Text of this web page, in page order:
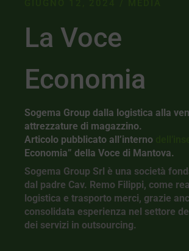
La Voce
Economia
Sogema Group dalla logistica alla
attrezzature di magazzino.
Articolo pubblicato all’interno
Economia” della Voce di Mantova.
Sogema Group Srl è una società
dal padre Cav. Remo Filippi, come
logistica e trasporto merci, grazie
consolidata esperienza nel settore
dei servizi in outsourcing.